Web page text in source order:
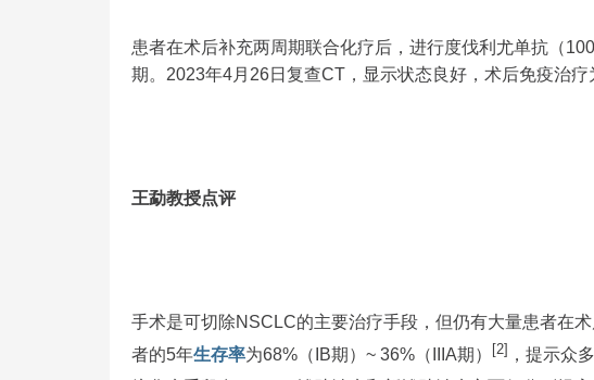
患者在术后补充两周期联合化疗后，进行度伐利尤单抗（
期。2023年4月26日复查CT，显示状态良好，术后免疫治疗
王勐教授点评
手术是可切除NSCLC的主要治疗手段，但仍有大量患者在
者的5年生存率为68%（IB期）~ 36%（IIIA期） [2] ，提示众